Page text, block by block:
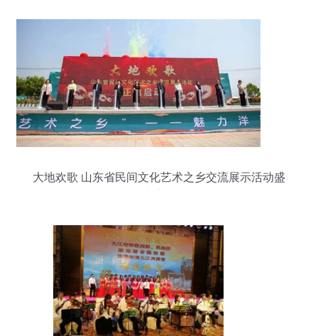
大地欢歌 山东省民间文化艺术之乡交流展示活动盛